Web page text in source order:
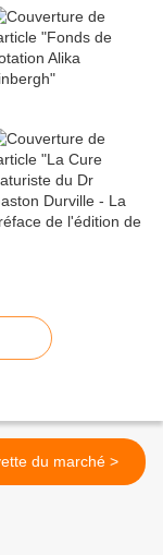
La navette du marché >